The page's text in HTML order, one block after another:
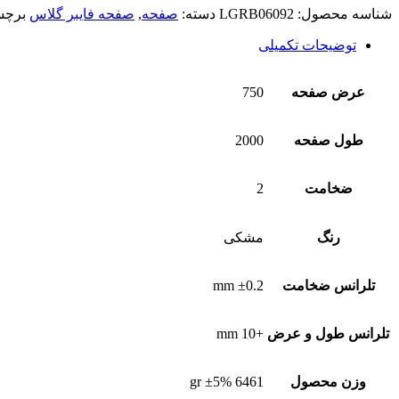
شناسه محصول: LGRB06092 دسته: صفحه, صفحه فایبر گلاس
توضیحات تکمیلی
عرض صفحه 750
طول صفحه 2000
ضخامت 2
رنگ مشکی
تلرانس ضخامت ±0.2 mm
تلرانس طول و عرض +10 mm
وزن محصول 6461 ±5% gr